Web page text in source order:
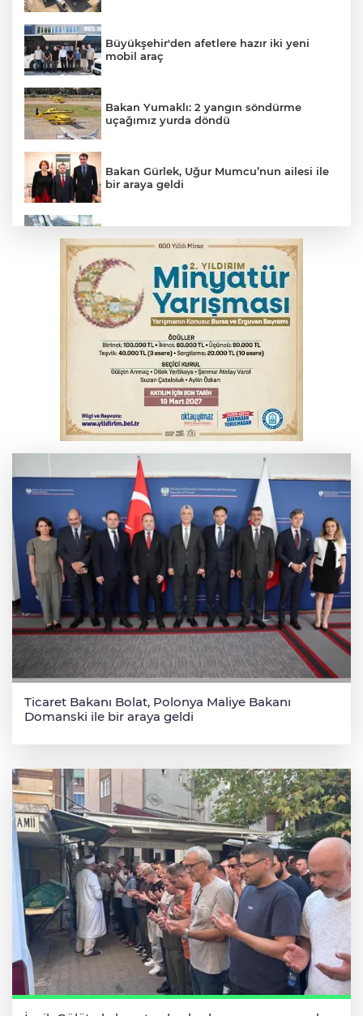
Büyükşehir'den afetlere hazır iki yeni
mobil araç
Bakan Yumaklı: 2 yangın söndürme
uçağımız yurda döndü
Bakan Gürlek, Uğur Mumcu’nun ailesi ile
bir araya geldi
yansıyacak mı?
YENİ Parti Genel Başkanı Özel'den
Çerçeve Yasa yorumu
Serbest piyasada döviz fiyatları
Serbest piyasada altın fiyatları...
Ticaret Bakanı Bolat, Polonya Maliye Bakanı
Domanski ile bir araya geldi